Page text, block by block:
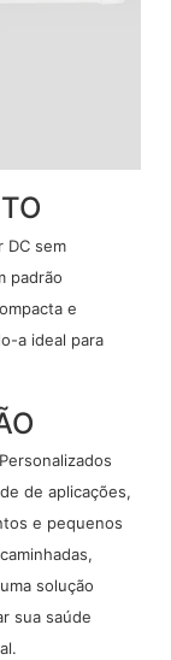
DC sem
padrão
e
a ideal para
de aplicações,
e pequenos
solução
sua saúde